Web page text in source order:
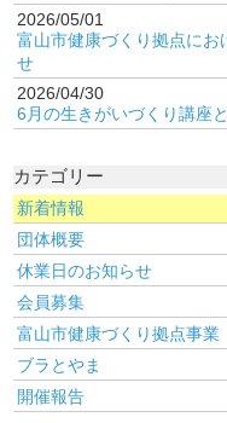
2026/05/01
富山市健康づくり拠点にお
せ
2026/04/30
6月の生きがいづくり講座
カテゴリー
新着情報
団体概要
休業日のお知らせ
会員募集
富山市健康づくり拠点事業
ブラとやま
開催報告